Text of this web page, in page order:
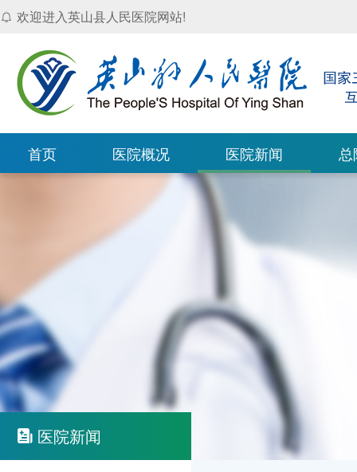
欢迎进入英山县人民医院网站!
首页 医院概况 医院新闻
医院新闻